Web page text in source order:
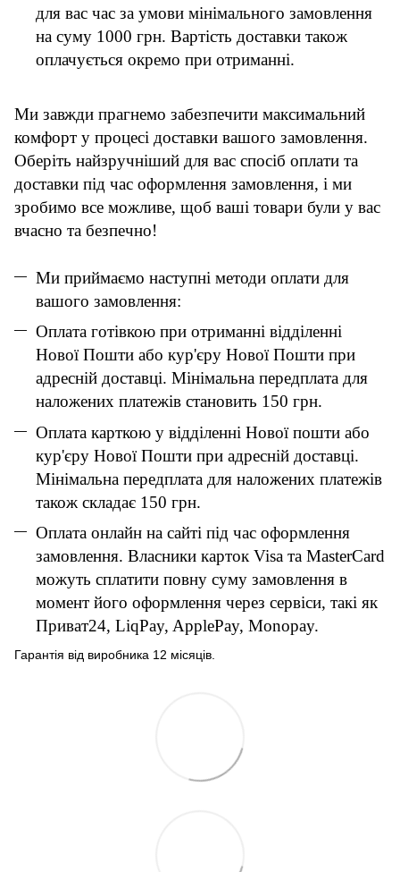
для вас час за умови мінімального замовлення
на суму 1000 грн. Вартість доставки також
оплачується окремо при отриманні.
Ми завжди прагнемо забезпечити максимальний
комфорт у процесі доставки вашого замовлення.
Оберіть найзручніший для вас спосіб оплати та
доставки під час оформлення замовлення, і ми
зробимо все можливе, щоб ваші товари були у вас
вчасно та безпечно!
Ми приймаємо наступні методи оплати для
вашого замовлення:
Оплата готівкою при отриманні відділенні
Нової Пошти або кур'єру Нової Пошти при
адресній доставці. Мінімальна передплата для
наложених платежів становить 150 грн.
Оплата карткою у відділенні Нової пошти або
кур'єру Нової Пошти при адресній доставці.
Мінімальна передплата для наложених платежів
також складає 150 грн.
Оплата онлайн на сайті під час оформлення
замовлення. Власники карток Visa та MasterCard
можуть сплатити повну суму замовлення в
момент його оформлення через сервіси, такі як
Приват24, LiqPay, ApplePay, Monopay.
Гарантія від виробника 12 місяців.